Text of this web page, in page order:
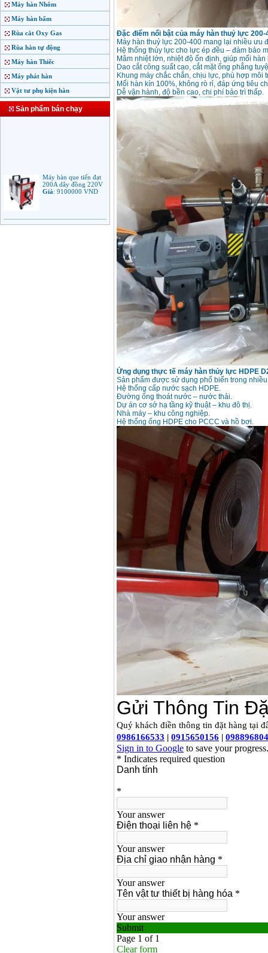
Máy hàn Nhôm
Máy hàn bấm
Rùa cắt Oxy Gas
Rùa hàn tự động
Máy hàn Thiếc
Máy phát hàn
Vật tư phụ kiện hàn
Sản phẩm bán chạy
200A dây đồng 220V
Giá:9100000VND
Máy hàn que điện tử
Jasic ARC 200 R04
Đặc điểm nổi bật của máy hàn thuỷ lực 200-
Máy hàn thuỷ lực 200-400 mang lại nhiều ưu
Hệ thống thủy lực cho lực ép đều – đảm bảo
Mâm nhiệt lớn, nhiệt độ ổn định, giúp mối hàn
Dao cắt công suất cao, cắt mặt ống phẳng
Khung máy chắc chắn, chịu lực, phù hợp môi
Mối hàn kín 100%, không rò rỉ, đáp ứng tiêu
Dễ vận hành, độ bền cao, chi phí bảo trì thấp.
Ứng dụng thực tế máy hàn thủy lực HDPE
Sản phẩm được sử dụng phổ biến trong
Hệ thống cấp nước sạch HDPE.
Đường ống thoát nước – nước thải.
Dự án cơ sở hạ tầng kỹ thuật – khu đô thị.
Nhà máy – khu công nghiệp.
Hệ thống ống HDPE cho PCCC và hồ bơi.